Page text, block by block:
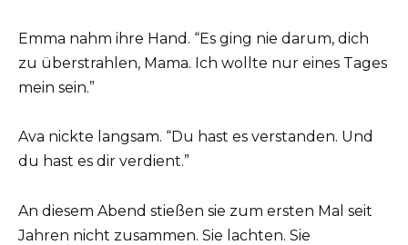
Emma nahm ihre Hand. “Es ging nie darum, dich
zu überstrahlen, Mama. Ich wollte nur eines Tages
mein sein.”
Ava nickte langsam. “Du hast es verstanden. Und
du hast es dir verdient.”
An diesem Abend stießen sie zum ersten Mal seit
Jahren nicht zusammen. Sie lachten. Sie